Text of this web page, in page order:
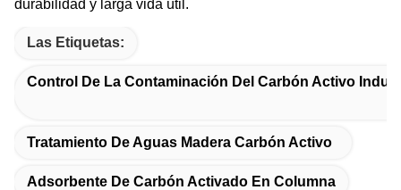
durabilidad y larga vida útil.
Las Etiquetas:
Control De La Contaminación Del Carbón Activo
Tratamiento De Aguas Madera Carbón Activo
Adsorbente De Carbón Activado En Columna